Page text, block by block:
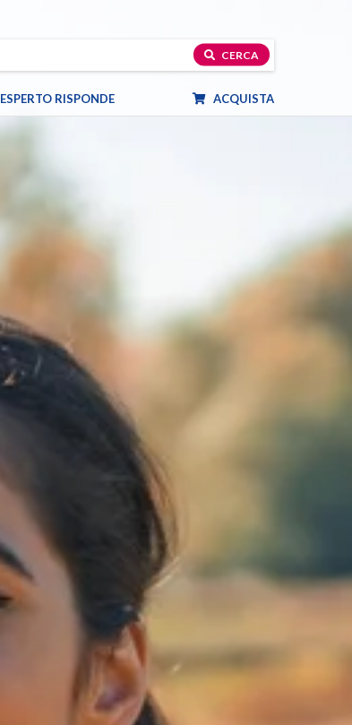
CERCA
RISPONDE ACQUISTA